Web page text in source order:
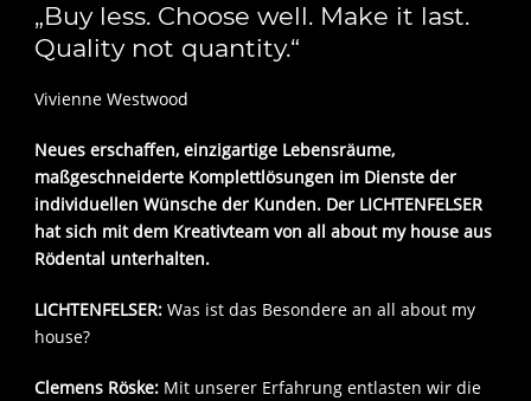
„Buy less. Choose well. Make it last.
Quality not quantity.“
Vivienne Westwood
Neues erschaffen, einzigartige Lebensräume,
maßgeschneiderte Komplettlösungen im Dienste der
individuellen Wünsche der Kunden. Der LICHTENFELSER
hat sich mit dem Kreativteam von all about my house aus
Rödental unterhalten.
LICHTENFELSER: Was ist das Besondere an all about my
house?
Clemens Röske: Mit unserer Erfahrung entlasten wir die